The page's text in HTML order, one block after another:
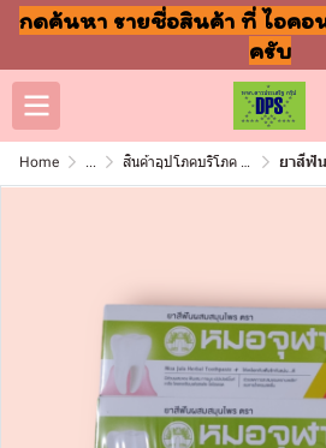
กดค้นหา รายชื่อสินค้า ที่ ไอคอ
ครับ
Home ... สินค้าอุปโภคบริโภค แชมพู สบู่ แปรงฟัน ยาสีฟันหมอจุ